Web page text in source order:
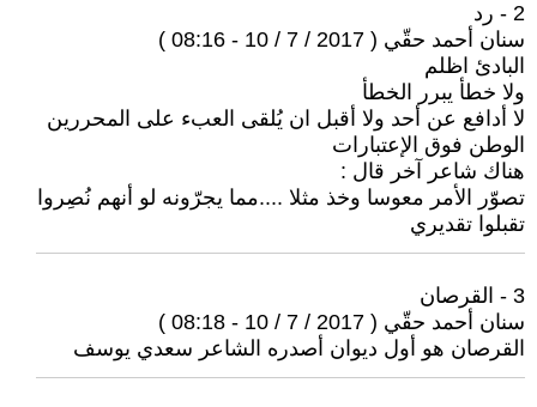
2 - رد
سنان أحمد حقّي ( 2017 / 7 / 10 - 08:16 )
البادئ اظلم
ولا خطأ يبرر الخطأ
لا أدافع عن أحد ولا أقبل ان يُلقى العبء على المحررين
الوطن فوق الإعتبارات
هناك شاعر آخر قال :
تصوّر الأمر معوسا وخذ مثلا ....مما يجرّونه لو أنهم نُصِروا
تقبلوا تقديري
3 - القرصان
سنان أحمد حقّي ( 2017 / 7 / 10 - 08:18 )
القرصان هو أول ديوان أصدره الشاعر سعدي يوسف